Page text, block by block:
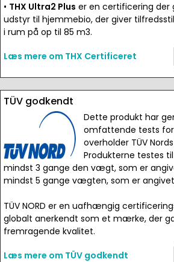
• THX Ultra2 Plus er en certificering der
udstyr til hjemmebio, der giver
i rum på op til 85 m3.
Læs mere om THX Certificeret
TÜV godkendt
Dette produkt har
omfattende tests
overholder TÜV
Produkterne testes
mindst 3 gange den vægt, som er
mindst 5 gange vægten, som er
TÜV NORD er en uafhængig
globalt anerkendt som et mærke, der
fremragende kvalitet.
Læs mere om TÜV godkendt